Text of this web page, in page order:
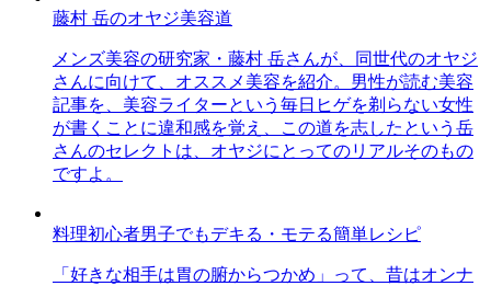
藤村 岳のオヤジ美容道
メンズ美容の研究家・藤村 岳さんが、同世代のオヤジ
さんに向けて、オススメ美容を紹介。男性が読む美容
記事を、美容ライターという毎日ヒゲを剃らない女性
が書くことに違和感を覚え、この道を志したという岳
さんのセレクトは、オヤジにとってのリアルそのもの
ですよ。
料理初心者男子でもデキる・モテる簡単レシピ
「好きな相手は胃の腑からつかめ」って、昔はオンナ